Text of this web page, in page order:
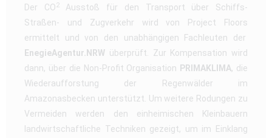
Der CO2Ausstoß für den Transport über Schiffs-
Straßen- und Zugverkehr wird von Project Floors
ermittelt und von den unabhängigen Fachleuten der
EnegieAgentur.NRW überprüft. Zur Kompensation wird
dann, über die Non-Profit Organisation PRIMAKLIMA, die
Wiederaufforstung der Regenwälder im
Amazonasbecken unterstützt. Um weitere Rodungen zu
Vermeiden werden den einheimischen Kleinbauern
landwirtschaftliche Techniken gezeigt, um im Einklang